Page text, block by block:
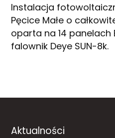
Instalacja
Pęcice Małe o
oparta na 14 panelach
falownik Deye SUN-8k.
Aktualności